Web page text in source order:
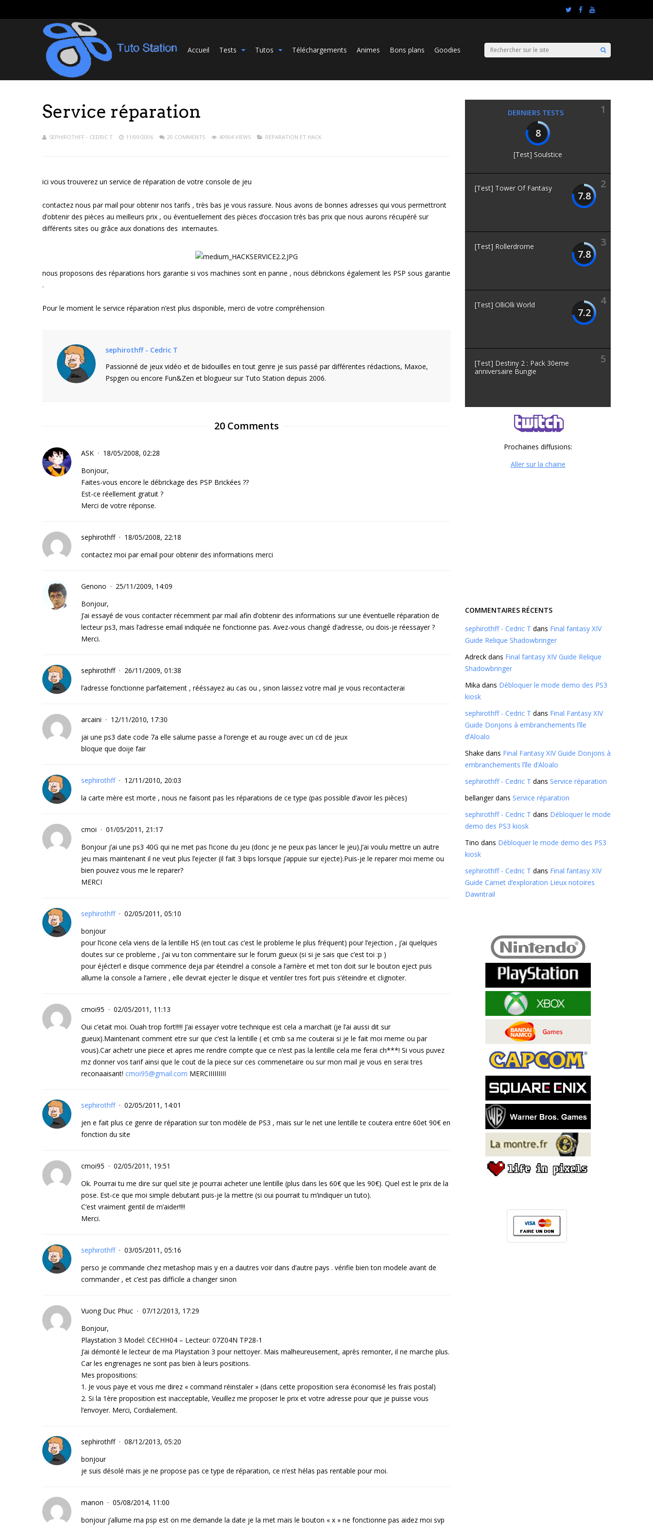
Accueil Tests Tutos Téléchargements Animes Bons plans Goodies
Service réparation
SEPHIROTHFF - CEDRIC T 11/09/2006 20 COMMENTS 40904 VIEWS REPARATION ET HACK
ici vous trouverez un service de réparation de votre console de jeu
contactez nous par mail pour obtenir nos tarifs , très bas je vous rassure. Nous avons de bonnes adresses qui vous permettront
d’obtenir des pièces au meilleurs prix , ou éventuellement des pièces d’occasion très bas prix que nous aurons récupéré sur
différents sites ou grâce aux donations des internautes.
nous proposons des réparations hors garantie si vos machines sont en panne , nous débrickons également les PSP sous garantie
.
Pour le moment le service réparation n’est plus disponible, merci de votre compréhension
sephirothff - Cedric T
Passionné de jeux vidéo et de bidouilles en tout genre je suis passé par différentes rédactions, Maxoe,
Pspgen ou encore Fun&Zen et blogueur sur Tuto Station depuis 2006.
20 Comments
ASK
18/05/2008, 02:28
Bonjour,
Faites-vous encore le débrickage des PSP Brickées ??
Est-ce réellement gratuit ?
Merci de votre réponse.
sephirothff
18/05/2008, 22:18
contactez moi par email pour obtenir des informations merci
Genono
25/11/2009, 14:09
Bonjour,
J’ai essayé de vous contacter récemment par mail afin d’obtenir des informations sur une éventuelle réparation de
lecteur ps3, mais l’adresse email indiquée ne fonctionne pas. Avez-vous changé d’adresse, ou dois-je réessayer ?
Merci.
sephirothff
26/11/2009, 01:38
l’adresse fonctionne parfaitement , rééssayez au cas ou , sinon laissez votre mail je vous recontacterai
arcaini
12/11/2010, 17:30
jai une ps3 date code 7a elle salume passe a l’orenge et au rouge avec un cd de jeux
bloque que doije fair
sephirothff
12/11/2010, 20:03
la carte mère est morte , nous ne faisont pas les réparations de ce type (pas possible d’avoir les pièces)
cmoi
01/05/2011, 21:17
Bonjour j’ai une ps3 40G qui ne met pas l’icone du jeu (donc je ne peux pas lancer le jeu).J’ai voulu mettre un autre
jeu mais maintenant il ne veut plus l’ejecter (il fait 3 bips lorsque j’appuie sur ejecte).Puis-je le reparer moi meme ou
bien pouvez vous me le reparer?
MERCI
sephirothff
02/05/2011, 05:10
bonjour
pour l’icone cela viens de la lentille HS (en tout cas c’est le probleme le plus fréquent) pour l’ejection , j’ai quelques
doutes sur ce probleme , j’ai vu ton commentaire sur le forum gueux (si si je sais que c’est toi :p )
pour éjécterl e disque commence deja par éteindrel a console a l’arrière et met ton doit sur le bouton eject puis
allume la console a l’arriere , elle devrait ejecter le disque et ventiler tres fort puis s’éteindre et clignoter.
cmoi95
02/05/2011, 11:13
Oui c’etait moi. Ouah trop fort!!!!! J’ai essayer votre technique est cela a marchait (je l’ai aussi dit sur
gueux).Maintenant comment etre sur que c’est la lentille ( et cmb sa me couterai si je le fait moi meme ou par
vous).Car achetr une piece et apres me rendre compte que ce n’est pas la lentille cela me ferai ch***! Si vous puvez
mz donner vos tarif ainsi que le cout de la piece sur ces commenetaire ou sur mon mail je vous en serai tres
reconaaisant! cmoi95@gmail.com MERCIIIIIIIII
sephirothff
02/05/2011, 14:01
jen e fait plus ce genre de réparation sur ton modèle de PS3 , mais sur le net une lentille te coutera entre 60et 90€ en
fonction du site
cmoi95
02/05/2011, 19:51
Ok. Pourrai tu me dire sur quel site je pourrai acheter une lentille (plus dans les 60€ que les 90€). Quel est le prix de la
pose. Est-ce que moi simple debutant puis-je la mettre (si oui pourrait tu m’indiquer un tuto).
C’est vraiment gentil de m’aider!!!!
Merci.
sephirothff
03/05/2011, 05:16
perso je commande chez metashop mais y en a dautres voir dans d’autre pays . vérifie bien ton modele avant de
commander , et c’est pas difficile a changer sinon
Vuong Duc Phuc
07/12/2013, 17:29
Bonjour,
Playstation 3 Model: CECHH04 – Lecteur: 07Z04N TP28-1
J’ai démonté le lecteur de ma Playstation 3 pour nettoyer. Mais malheureusement, après remonter, il ne marche plus.
Car les engrenages ne sont pas bien à leurs positions.
Mes propositions:
1. Je vous paye et vous me direz « command réinstaler » (dans cette proposition sera économisé les frais postal)
2. Si la 1ère proposition est inacceptable, Veuillez me proposer le prix et votre adresse pour que je puisse vous
l’envoyer. Merci, Cordialement.
sephirothff
08/12/2013, 05:20
bonjour
je suis désolé mais je ne propose pas ce type de réparation, ce n’est hélas pas rentable pour moi.
manon
05/08/2014, 11:00
bonjour j’allume ma psp est on me demande la date je la met mais le bouton « x » ne fonctionne pas aidez moi svp
DERNIERS TESTS
1
8
[Test] Soulstice
2
7.8
[Test] Tower Of Fantasy
3
7.8
[Test] Rollerdrome
4
7.2
[Test] OlliOlli World
5
[Test] Destiny 2 : Pack 30eme
anniversaire Bungie
Prochaines diffusions:
Aller sur la chaine
COMMENTAIRES RÉCENTS
sephirothff - Cedric T dans Final fantasy XIV
Guide Relique Shadowbringer
Adreck dans Final fantasy XIV Guide Relique
Shadowbringer
Mika dans Débloquer le mode demo des PS3
kiosk
sephirothff - Cedric T dans Final Fantasy XIV
Guide Donjons à embranchements l’île
d’Aloalo
Shake dans Final Fantasy XIV Guide Donjons à
embranchements l’île d’Aloalo
sephirothff - Cedric T dans Service réparation
bellangerdans Service réparation
sephirothff - Cedric T dans Débloquer le mode
demo des PS3 kiosk
Tino dans Débloquer le mode demo des PS3
kiosk
sephirothff - Cedric T dans Final fantasy XIV
Guide Carnet d’exploration Lieux notoires
Dawntrail